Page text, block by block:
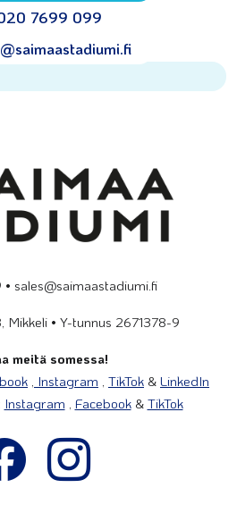
7699 099
sales@saimaastadiumi.fi
Mikkeli • Y-tunnus 2671378-9
meitä somessa!
, Instagram , TikTok & LinkedIn
Instagram , Facebook& TikTok